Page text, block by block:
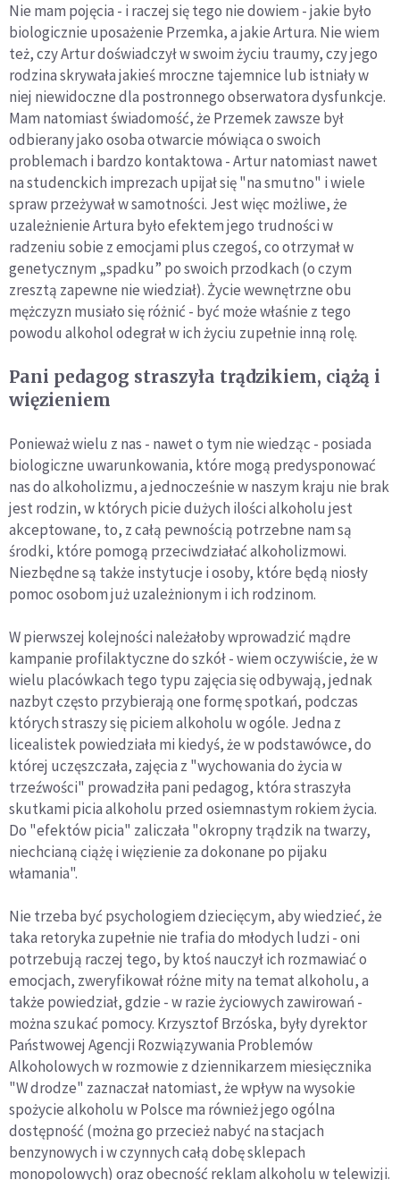
Nie mam pojęcia - i raczej się tego nie dowiem - jakie było
biologicznie uposażenie Przemka, a jakie Artura. Nie wiem
też, czy Artur doświadczył w swoim życiu traumy, czy jego
rodzina skrywała jakieś mroczne tajemnice lub istniały w
niej niewidoczne dla postronnego obserwatora dysfunkcje.
Mam natomiast świadomość, że Przemek zawsze był
odbierany jako osoba otwarcie mówiąca o swoich
problemach i bardzo kontaktowa - Artur natomiast nawet
na studenckich imprezach upijał się "na smutno" i wiele
spraw przeżywał w samotności. Jest więc możliwe, że
uzależnienie Artura było efektem jego trudności w
radzeniu sobie z emocjami plus czegoś, co otrzymał w
genetycznym „spadku” po swoich przodkach (o czym
zresztą zapewne nie wiedział). Życie wewnętrzne obu
mężczyzn musiało się różnić - być może właśnie z tego
powodu alkohol odegrał w ich życiu zupełnie inną rolę.
Pani pedagog straszyła trądzikiem, ciążą i
więzieniem
Ponieważ wielu z nas - nawet o tym nie wiedząc - posiada
biologiczne uwarunkowania, które mogą predysponować
nas do alkoholizmu, a jednocześnie w naszym kraju nie brak
jest rodzin, w których picie dużych ilości alkoholu jest
akceptowane, to, z całą pewnością potrzebne nam są
środki, które pomogą przeciwdziałać alkoholizmowi.
Niezbędne są także instytucje i osoby, które będą niosły
pomoc osobom już uzależnionym i ich rodzinom.
W pierwszej kolejności należałoby wprowadzić mądre
kampanie profilaktyczne do szkół - wiem oczywiście, że w
wielu placówkach tego typu zajęcia się odbywają, jednak
nazbyt często przybierają one formę spotkań, podczas
których straszy się piciem alkoholu w ogóle. Jedna z
licealistek powiedziała mi kiedyś, że w podstawówce, do
której uczęszczała, zajęcia z "wychowania do życia w
trzeźwości" prowadziła pani pedagog, która straszyła
skutkami picia alkoholu przed osiemnastym rokiem życia.
Do "efektów picia" zaliczała "okropny trądzik na twarzy,
niechcianą ciążę i więzienie za dokonane po pijaku
włamania".
Nie trzeba być psychologiem dziecięcym, aby wiedzieć, że
taka retoryka zupełnie nie trafia do młodych ludzi - oni
potrzebują raczej tego, by ktoś nauczył ich rozmawiać o
emocjach, zweryfikował różne mity na temat alkoholu, a
także powiedział, gdzie - w razie życiowych zawirowań -
można szukać pomocy. Krzysztof Brzóska, były dyrektor
Państwowej Agencji Rozwiązywania Problemów
Alkoholowych w rozmowie z dziennikarzem miesięcznika
"W drodze" zaznaczał natomiast, że wpływ na wysokie
spożycie alkoholu w Polsce ma również jego ogólna
dostępność (można go przecież nabyć na stacjach
benzynowych i w czynnych całą dobę sklepach
monopolowych) oraz obecność reklam alkoholu w telewizji.